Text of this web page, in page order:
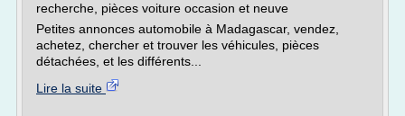
recherche, pièces voiture occasion et neuve
Petites annonces automobile à Madagascar, vendez,
achetez, chercher et trouver les véhicules, pièces
détachées, et les différents...
Lire la suite